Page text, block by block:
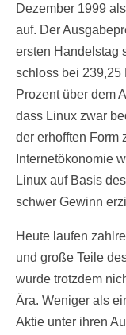
Dezember 1999
auf. Der
ersten Handelstag
schloss bei 239,25
Prozent über dem
dass Linux zwar
der erhofften Form
Internetökonomie
Linux auf Basis
schwer Gewinn
Heute laufen
und große Teile
wurde trotzdem
Ära. Weniger als
Aktie unter ihren